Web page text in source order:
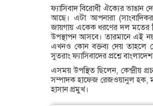
ফ্যাসিবাদ বিরোধী ঐক্যের ভাঙান
আছে। এটা আপনারা
জায়গায় একেক ধরণের দল মতের
উপস্থাপন আসবে। তারমানে এই নয়
এখনও কোন বক্তব্য দেয় তাহলে
সুতরাং ফ্যাসিবাদের প্রশ্নে
এসময় উপস্থিত ছিলেন, কেন্দ্রীয়
সম্পাদক হাফেজ রেজওয়ানুল হক,
হাসান প্রমুখ।